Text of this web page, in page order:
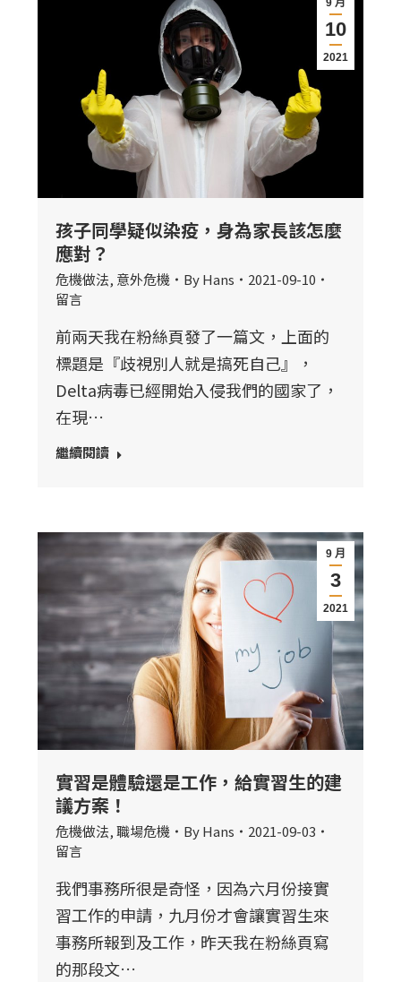
9 月
10
2021
孩子同學疑似染疫，身為家長該怎麼
應對？
危機做法, 意外危機 ByHans
2021-09-10
留言
前兩天我在粉絲頁發了一篇文，上面的
標題是『歧視別人就是搞死自己』，
Delta病毒已經開始入侵我們的國家了，
在現…
繼續閱讀
9 月
3
2021
實習是體驗還是工作，給實習生的建
議方案！
危機做法,職場危機 ByHans
2021-09-03
留言
我們事務所很是奇怪，因為六月份接實
習工作的申請，九月份才會讓實習生來
事務所報到及工作，昨天我在粉絲頁寫
的那段文…